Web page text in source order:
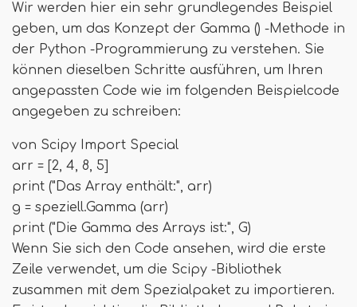
Wir werden hier ein sehr grundlegendes Beispiel
geben, um das Konzept der Gamma () -Methode in
der Python -Programmierung zu verstehen. Sie
können dieselben Schritte ausführen, um Ihren
angepassten Code wie im folgenden Beispielcode
angegeben zu schreiben:
von Scipy Import Special
arr = [2, 4, 8, 5]
print ("Das Array enthält:", arr)
g = speziell.Gamma (arr)
print ("Die Gamma des Arrays ist:", G)
Wenn Sie sich den Code ansehen, wird die erste
Zeile verwendet, um die Scipy -Bibliothek
zusammen mit dem Spezialpaket zu importieren.